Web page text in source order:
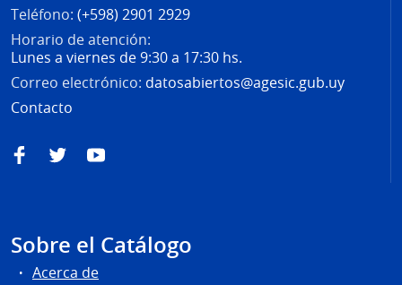
Teléfono: (+598) 2901 2929
Horario de atención:
Lunes a viernes de 9:30 a 17:30 hs.
Correo electrónico: datosabiertos@agesic.gub.uy
Contacto
FacebookTwitterYouTube
Sobre el Catálogo
Acerca de